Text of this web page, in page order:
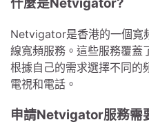
Netvigator是香港的一個寬
線寬頻服務。這些服務覆蓋
根據自己的需求選擇不同的
電視和電話。
申請Netvigator服務需